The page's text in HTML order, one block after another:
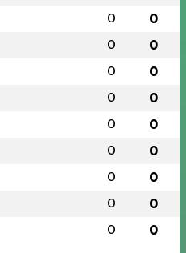
0 0
0 0
0 0
0 0
0 0
0 0
0 0
0 0
0 0